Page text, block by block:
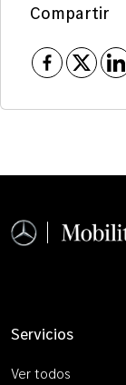
Compartir
Servicios
Ver todos